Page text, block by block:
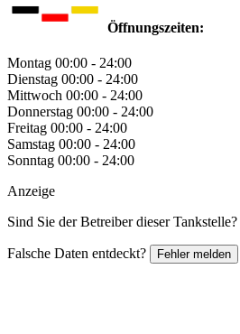
Öffnungszeiten:
Montag 00:00 - 24:00
Dienstag 00:00 - 24:00
Mittwoch 00:00 - 24:00
Donnerstag 00:00 - 24:00
Freitag 00:00 - 24:00
Samstag 00:00 - 24:00
Sonntag 00:00 - 24:00
Anzeige
Sind Sie der Betreiber dieser Tankstelle?
Falsche Daten entdeckt? Fehler melden